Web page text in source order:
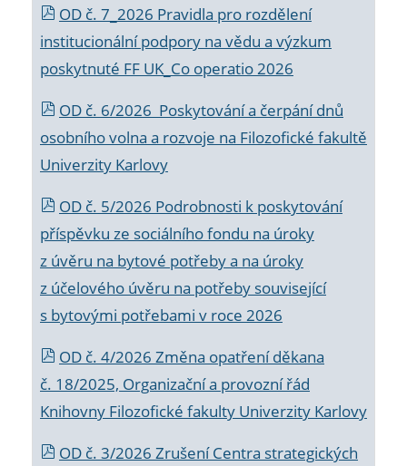
OD č. 7_2026 Pravidla pro rozdělení
institucionální podpory na vědu a výzkum
poskytnuté FF UK_Co operatio 2026
OD č. 6/2026 Poskytování a čerpání dnů
osobního volna a rozvoje na Filozofické fakultě
Univerzity Karlovy
OD č. 5/2026 Podrobnosti k poskytování
příspěvku ze sociálního fondu na úroky
z úvěru na bytové potřeby a na úroky
z účelového úvěru na potřeby související
s bytovými potřebami v roce 2026
OD č. 4/2026 Změna opatření děkana
č. 18/2025, Organizační a provozní řád
Knihovny Filozofické fakulty Univerzity Karlovy
OD č. 3/2026 Zrušení Centra strategických